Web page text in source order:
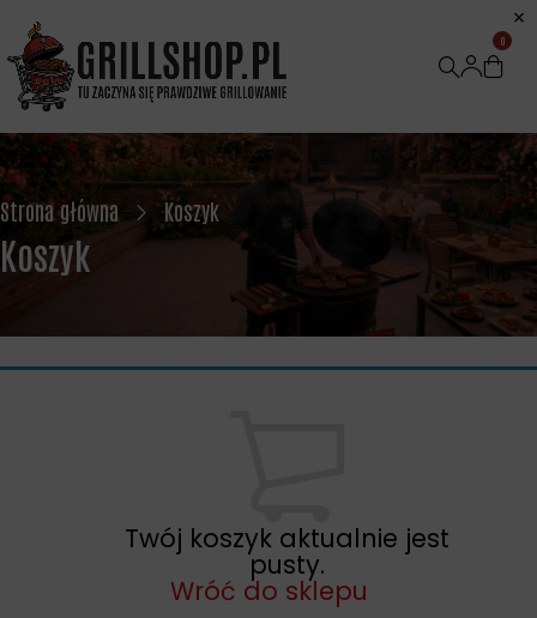
0
Strona główna Koszyk
Koszyk
Twój koszyk aktualnie jest
pusty.
Wróć do sklepu